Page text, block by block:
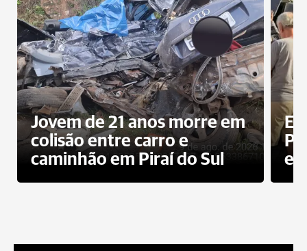
Jovem de 21 anos morre em
colisão entre carro e
caminhão em Piraí do Sul